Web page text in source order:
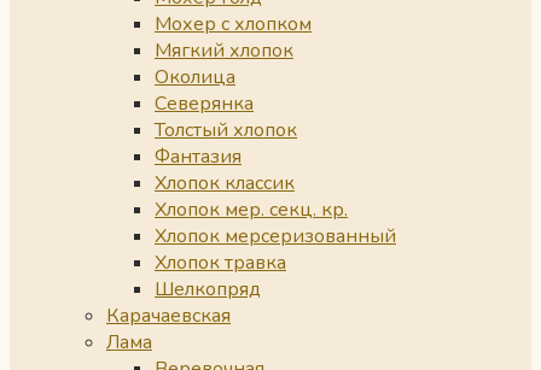
Мохер с хлопком
Мягкий хлопок
Околица
Северянка
Толстый хлопок
Фантазия
Хлопок классик
Хлопок мер. секц. кр.
Хлопок мерсеризованный
Хлопок травка
Шелкопряд
Карачаевская
Лама